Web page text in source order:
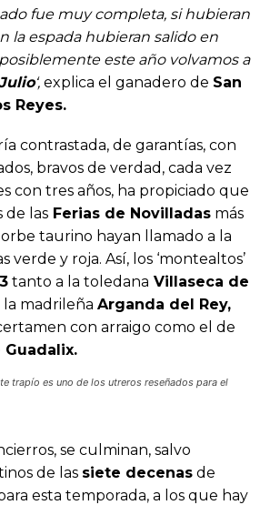
fue muy completa, si hubieran
la espada hubieran salido en
este año volvamos a
‘, explica el ganadero de San
Reyes.
contrastada, de garantías, con
bravos de verdad, cada vez
con tres años, ha propiciado que
de las Ferias de Novilladas más
taurino hayan llamado a la
verde y roja. Así, los ‘montealtos’
tanto a la toledana Villaseca de
la madrileña Arganda del Rey,
con arraigo como el de
trapío es uno de los utreros reseñados para el
se culminan, salvo
de las siete decenas de
esta temporada, a los que hay